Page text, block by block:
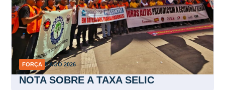
FORÇA 5 AGO 2026
NOTA SOBRE A TAXA SELIC